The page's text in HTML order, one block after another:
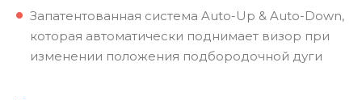
Запатентованная система Auto-Up & Auto-Down,
которая автоматически поднимает визор при
изменении положения подбородочной дуги